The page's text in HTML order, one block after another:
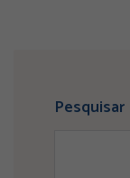
Pesquisar